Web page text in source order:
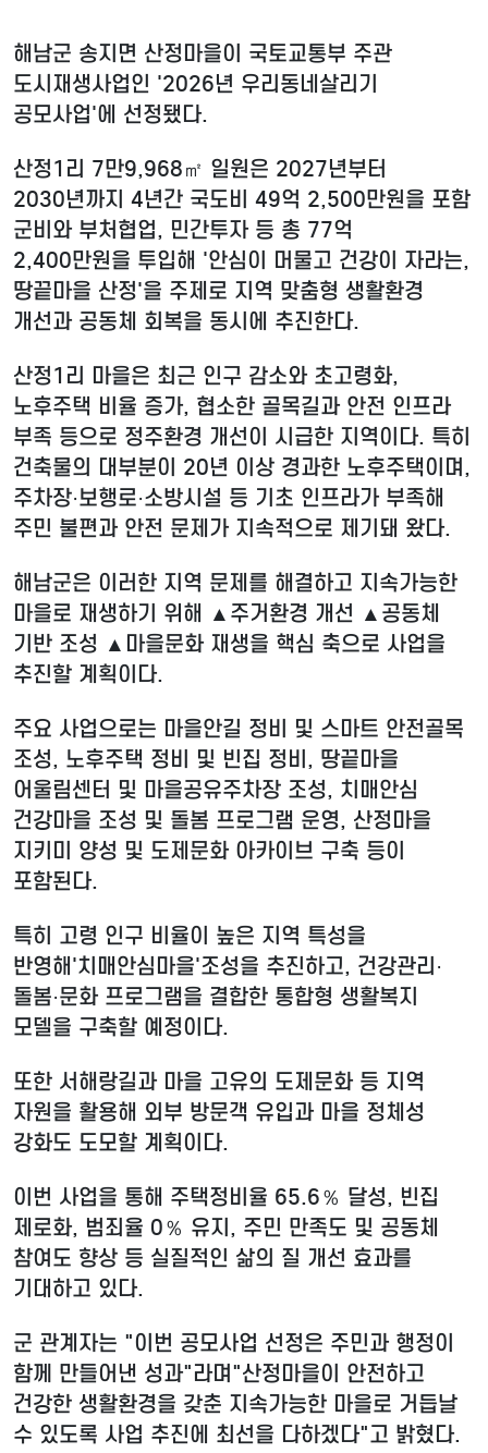
해남군 송지면 산정마을이 국토교통부 주관
도시재생사업인 '2026년 우리동네살리기
공모사업'에 선정됐다.
산정1리 7만9,968㎡ 일원은 2027년부터
2030년까지 4년간 국도비 49억 2,500만원을 포함
군비와 부처협업, 민간투자 등 총 77억
2,400만원을 투입해 '안심이 머물고 건강이 자라는,
땅끝마을 산정'을 주제로 지역 맞춤형 생활환경
개선과 공동체 회복을 동시에 추진한다.
산정1리 마을은 최근 인구 감소와 초고령화,
노후주택 비율 증가, 협소한 골목길과 안전 인프라
부족 등으로 정주환경 개선이 시급한 지역이다. 특히
건축물의 대부분이 20년 이상 경과한 노후주택이며,
주차장·보행로·소방시설 등 기초 인프라가 부족해
주민 불편과 안전 문제가 지속적으로 제기돼 왔다.
해남군은 이러한 지역 문제를 해결하고 지속가능한
마을로 재생하기 위해 ▲주거환경 개선 ▲공동체
기반 조성 ▲마을문화 재생을 핵심 축으로 사업을
추진할 계획이다.
주요 사업으로는 마을안길 정비 및 스마트 안전골목
조성, 노후주택 정비 및 빈집 정비, 땅끝마을
어울림센터 및 마을공유주차장 조성, 치매안심
건강마을 조성 및 돌봄 프로그램 운영, 산정마을
지키미 양성 및 도제문화 아카이브 구축 등이
포함된다.
특히 고령 인구 비율이 높은 지역 특성을
반영해'치매안심마을'조성을 추진하고, 건강관리·
돌봄·문화 프로그램을 결합한 통합형 생활복지
모델을 구축할 예정이다.
또한 서해랑길과 마을 고유의 도제문화 등 지역
자원을 활용해 외부 방문객 유입과 마을 정체성
강화도 도모할 계획이다.
이번 사업을 통해 주택정비율 65.6％ 달성, 빈집
제로화, 범죄율 0％ 유지, 주민 만족도 및 공동체
참여도 향상 등 실질적인 삶의 질 개선 효과를
기대하고 있다.
군 관계자는 "이번 공모사업 선정은 주민과 행정이
함께 만들어낸 성과"라며"산정마을이 안전하고
건강한 생활환경을 갖춘 지속가능한 마을로 거듭날
수 있도록 사업 추진에 최선을 다하겠다"고 밝혔다.